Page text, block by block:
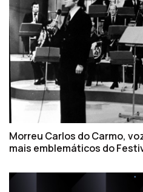
Morreu Carlos do Carmo,
mais emblemáticos do